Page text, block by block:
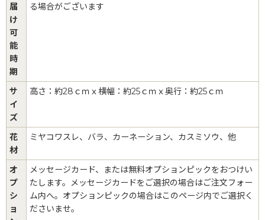
届
け
可
能
時
期
る場合がございます
サ
イ
ズ
高さ：約28ｃｍｘ横幅：約25ｃｍｘ奥行：約25ｃｍ
花
材
ミヤコワスレ、バラ、カーネーション、カスミソウ、他
オ
プ
シ
ョ
メッセージカード、または無料オプションピックをおつけい
たします。メッセージカードをご選択の場合はご注文フォー
ム内へ。オプションピックの場合はこのページ内でご選択く
ださいませ。